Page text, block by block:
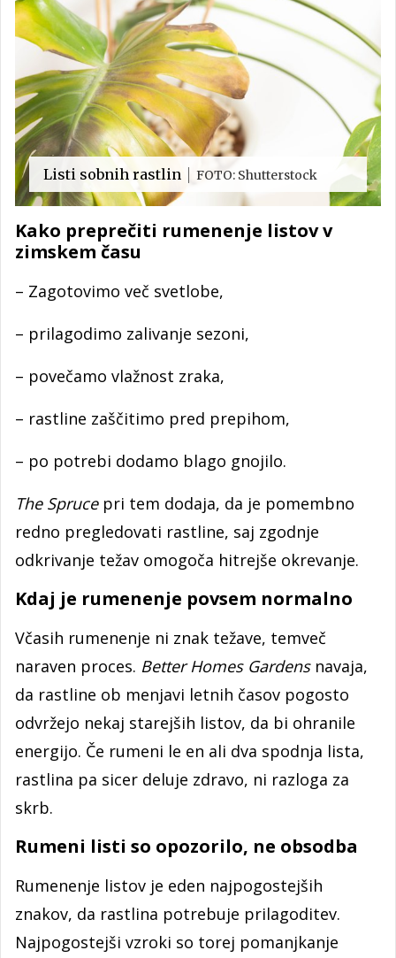
Listi sobnih rastlin FOTO: Shutterstock
Kako preprečiti rumenenje listov v
zimskem času
– Zagotovimo več svetlobe,
– prilagodimo zalivanje sezoni,
– povečamo vlažnost zraka,
– rastline zaščitimo pred prepihom,
– po potrebi dodamo blago gnojilo.
The Sprucepri tem dodaja, da je pomembno
redno pregledovati rastline, saj zgodnje
odkrivanje težav omogoča hitrejše okrevanje.
Kdaj je rumenenje povsem normalno
Včasih rumenenje ni znak težave, temveč
naraven proces. Better Homes Gardensnavaja,
da rastline ob menjavi letnih časov pogosto
odvržejo nekaj starejših listov, da bi ohranile
energijo. Če rumeni le en ali dva spodnja lista,
rastlina pa sicer deluje zdravo, ni razloga za
skrb.
Rumeni listi so opozorilo, ne obsodba
Rumenenje listov je eden najpogostejših
znakov, da rastlina potrebuje prilagoditev.
Najpogostejši vzroki so torej pomanjkanje